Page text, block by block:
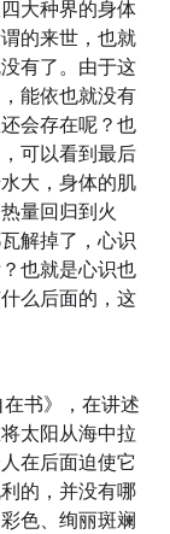
大种界的身体
的来世，也就
有了。由于这
能依也就没有
会存在呢？也
可以看到最后
大，身体的肌
量回归到火
解掉了，心识
也就是心识也
么后面的，这
书》，在讲述
太阳从海中拉
在后面迫使它
的，并没有哪
色、绚丽斑斓